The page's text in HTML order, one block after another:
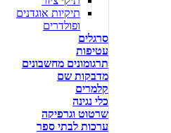
תיקיות אוגדנים
ופולדרים
סרגלים
עטיפות
תרגומונים מחשבונים
מדבקות שם
קלמרים
כלי נגינה
שרטוט וגרפיקה
ערכות לבתי ספר